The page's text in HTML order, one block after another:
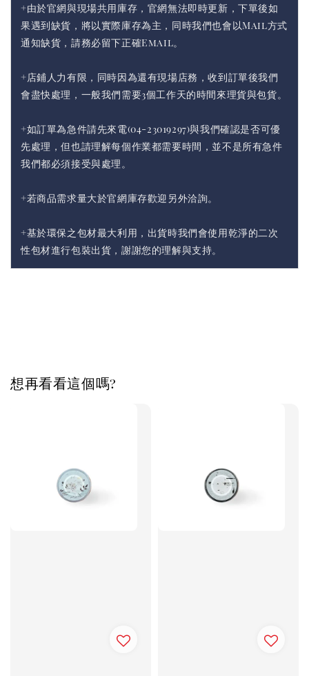
+由於官網與現場共用庫存，官網無法即時更新，下單後如
果遇到缺貨，將以實際庫存為主，同時我們也會以Mail方式
通知缺貨，請務必留下正確Email。
+店鋪人力有限，同時因為還有現場店務，收到訂單後我們
會盡快處理，一般我們需要3個工作天的時間來理貨與包貨。
+如訂單為急件請先來電(04-23019297)與我們確認是否可優
先處理，但也請理解每個作業都需要時間，並不是所有急件
我們都必須接受與處理。
+若商品需求量大於官網庫存歡迎另外洽詢。
+基於環保之包材最大利用，出貨時我們會使用乾淨的二次
性包材進行包裝出貨，謝謝您的理解與支持。
想再看看這個嗎?